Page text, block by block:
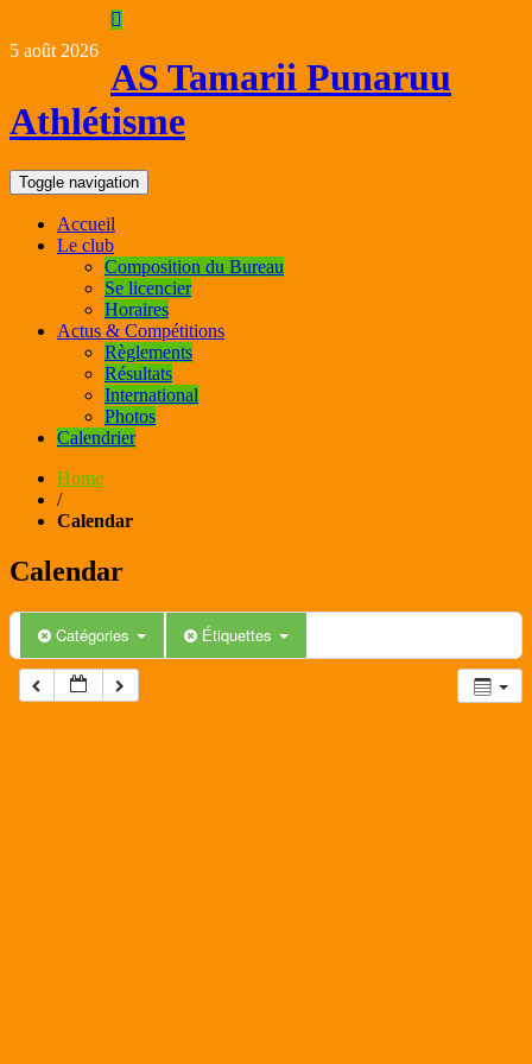
to
content
5 août 2026
AS Tamarii Punaruu
Athlétisme
Toggle navigation
Accueil
Le club
Composition du Bureau
Se licencier
Horaires
Actus & Compétitions
Règlements
Résultats
International
Photos
Calendrier
Home
/
Calendar
Calendar
Catégories Étiquettes